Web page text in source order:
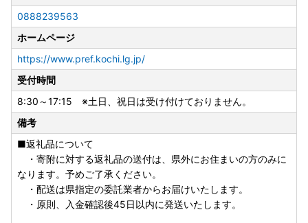
0888239563
ホームページ
https://www.pref.kochi.lg.jp/
受付時間
8:30～17:15 ※土日、祝日は受け付けておりません。
備考
■返礼品について
・寄附に対する返礼品の送付は、県外にお住まいの方のみに
なります。予めご了承ください。
・配送は県指定の委託業者からお届けいたします。
・原則、入金確認後45日以内に発送いたします。